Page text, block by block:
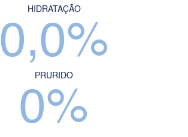
HIDRATAÇÃO
0,0%
PRURIDO
0%